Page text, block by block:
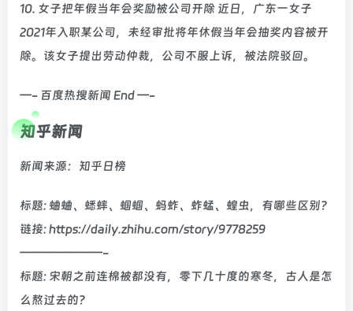
10. 女子把年假当年会奖励被公司开除 近日，广东一女子
2021年入职某公司，未经审批将年休假当年会抽奖内容被开
除。该女子提出劳动仲裁，公司不服上诉，被法院驳回。
—- 百度热搜新闻 End —-
知乎新闻
新闻来源：知乎日榜
标题: 蛐蛐、蟋蟀、蝈蝈、蚂蚱、蚱蜢、蝗虫，有哪些区别？
链接: https://daily.zhihu.com/story/9778259
———————-
标题: 宋朝之前连棉被都没有，零下几十度的寒冬，古人是怎
么熬过去的？